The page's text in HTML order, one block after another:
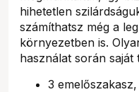
hihetetlen
számíthatsz még a
környezetben is.
használat során
3